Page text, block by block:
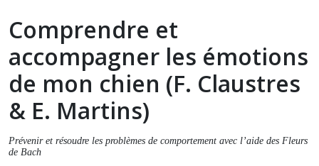
Comprendre et
accompagner les émotions
de mon chien (F. Claustres
& E. Martins)
Prévenir et résoudre les problèmes de comportement avec l’aide des Fleurs
de Bach